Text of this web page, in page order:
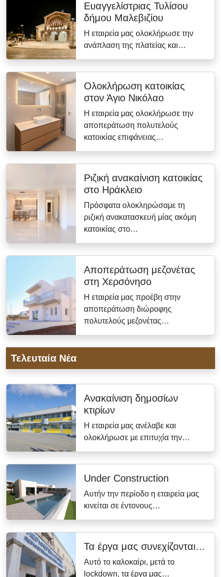
Ευαγγελίστριας Τυλίσου
δήμου Μαλεβιζίου
Η εταιρεία μας ολοκλήρωσε την
ανάπλαση της πλατείας και…
Ολοκλήρωση κατοικίας
στον Άγιο Νικόλαο
Η εταιρεία μας ολοκλήρωσε την
αποπεράτωση πολυτελούς
κατοικίας επιφάνειας…
Ριζική ανακαίνιση κατοικίας
στο Ηράκλειο
Πρόσφατα ολοκληρώσαμε τη
ριζική ανακατασκευή μίας ακόμη
κατοικίας στο…
Αποπεράτωση μεζονέτας
στη Χερσόνησο
Η εταιρεία μας προέβη στην
αποπεράτωση διώροφης
πολυτελούς μεζονέτας…
Τελευταία Νέα
Ανακαίνιση δημοσίων
κτιρίων
Η εταιρεία μας ανέλαβε και
ολοκλήρωσε με επιτυχία την…
Under Construction
Αυτήν την περίοδο η εταιρεία μας
κινείται σε έντονους…
Τα έργα μας συνεχίζονται…
Αυτό το καλοκαίρι, μετά το
lockdown, τα έργα μας…